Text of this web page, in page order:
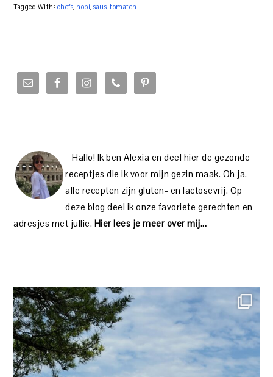
Tagged With: chefs, nopi,saus,tomaten
SIDEBAR
Hallo! Ik ben Alexia en deel hier de gezonde
receptjes die ik voor mijn gezin maak. Oh ja,
alle recepten zijn gluten- en lactosevrij. Op
deze blog deel ik onze favoriete gerechten en
adresjes met jullie. Hier lees je meer over mij...